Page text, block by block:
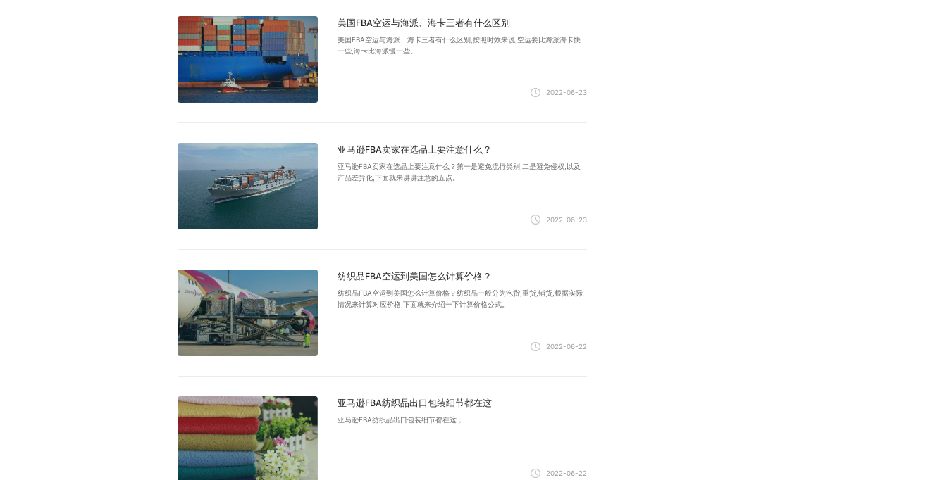
美国FBA空运与海派、海卡三者有什么区别
美国FBA空运与海派、海卡三者有什么区别,按照时效来说,空运要比海派海卡快
一些,海卡比海派慢一些。
2022-06-23
亚马逊FBA卖家在选品上要注意什么？
亚马逊FBA卖家在选品上要注意什么？第一是避免流行类别,二是避免侵权,以及
产品差异化,下面就来讲讲注意的五点。
2022-06-23
纺织品FBA空运到美国怎么计算价格？
纺织品FBA空运到美国怎么计算价格？纺织品一般分为泡货,重货,铺货,根据实际
情况来计算对应价格,下面就来介绍一下计算价格公式。
2022-06-22
亚马逊FBA纺织品出口包装细节都在这
亚马逊FBA纺织品出口包装细节都在这；
2022-06-22